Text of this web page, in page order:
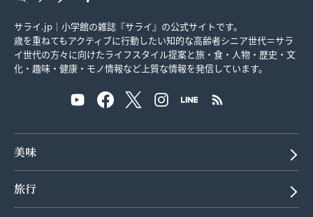
サライ.jp｜小学館の雑誌『サライ』の公式サイトです。
歳を重ねてもアクティブに行動したい知的な高齢者シニア世代＝サラ
イ世代の方々に向けたライフスタイル提案と旅・食・人物・歴史・文
化・趣味・健康・モノ情報など上質な情報を発信しています。
美味
旅行